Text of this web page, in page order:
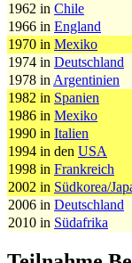
1962 in Chile
1966 in England
1970 in Mexiko
1974 in Deutschland
1978 in Argentinien
1982 in Spanien
1986 in Mexiko
1990 in Italien
1994 in den USA
1998 in Frankreich
2002 in Südkorea/
2006 in Deutschland
2010 in Südafrika